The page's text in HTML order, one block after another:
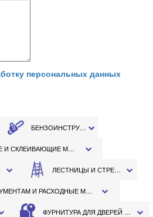
персональных данных
БЕНЗОИНСТРУМЕНТ
ГЕРМЕТИЗИРУЮЩИЕ И СКЛЕИВАЮЩИЕ МАТЕРИАЛЫ
ЛЕСТНИЦЫ И СТРЕМЯНКИ
ОСНАСТКА К ИНСТРУМЕНТАМ И РАСХОДНЫЕ МАТЕРИАЛЫ
ФУРНИТУРА ДЛЯ ДВЕРЕЙ И ОКОН